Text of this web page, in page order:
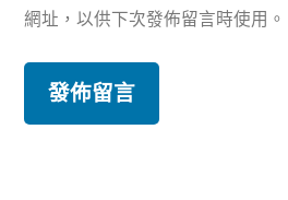
網址，以供下次發佈留言時使用。